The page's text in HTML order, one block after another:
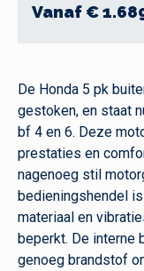
Vanaf €
De Honda 5 pk
gestoken, en staat
bf 4 en 6. Deze
prestaties en
nagenoeg stil
bedieningshendel
materiaal en
beperkt. De interne
genoeg brandstof